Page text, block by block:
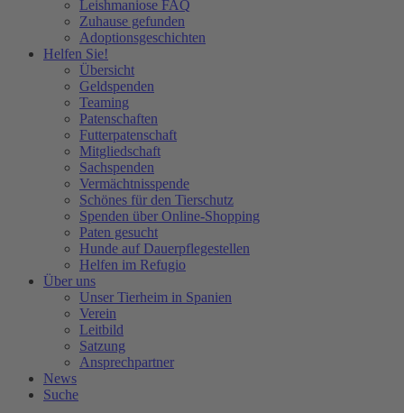
Leishmaniose FAQ
Zuhause gefunden
Adoptionsgeschichten
Helfen Sie!
Übersicht
Geldspenden
Teaming
Patenschaften
Futterpatenschaft
Mitgliedschaft
Sachspenden
Vermächtnisspende
Schönes für den Tierschutz
Spenden über Online-Shopping
Paten gesucht
Hunde auf Dauerpflegestellen
Helfen im Refugio
Über uns
Unser Tierheim in Spanien
Verein
Leitbild
Satzung
Ansprechpartner
News
Suche